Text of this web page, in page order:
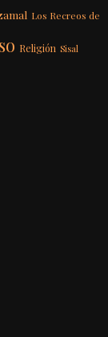
Los Recreos de
Religión Sisal